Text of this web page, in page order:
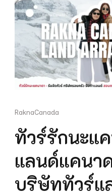
RaknaCanada
ทัวร์รักนะแ
แลนด์แคนา
บริษัททัวร์แ